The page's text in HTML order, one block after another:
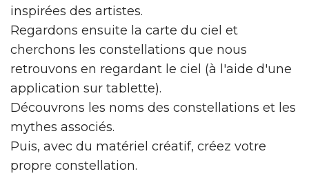
inspirées des artistes.
Regardons ensuite la carte du ciel et
cherchons les constellations que nous
retrouvons en regardant le ciel (à l'aide d'une
application sur tablette).
Découvrons les noms des constellations et les
mythes associés.
Puis, avec du matériel créatif, créez votre
propre constellation.